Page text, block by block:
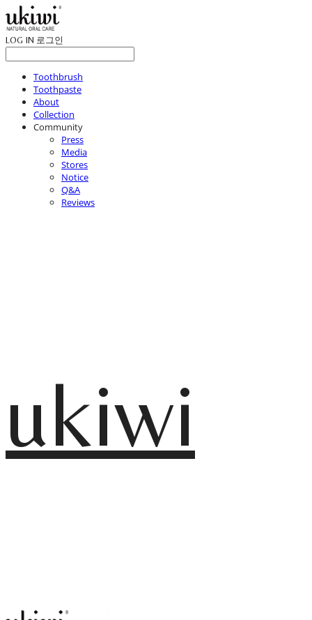
LOG IN 로그인
Toothbrush
Toothpaste
About
Collection
Community
Press
Media
Stores
Notice
Q&A
Reviews
ukiwi